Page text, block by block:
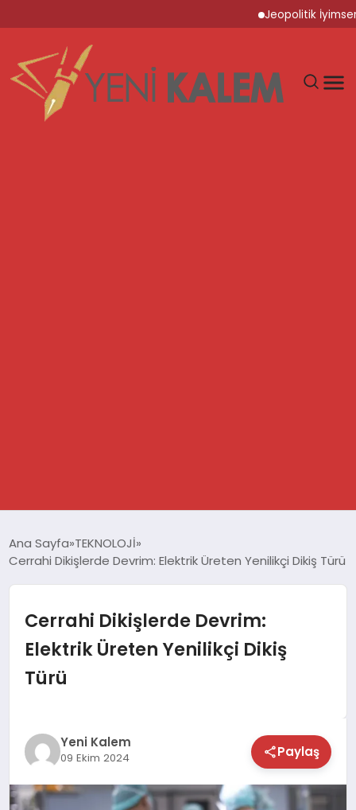
Jeopolitik İyimserlik
DÜNYA
EKONOMİ
TEKNOLOJİ
Ana Sayfa TEKNOLOJİ
Cerrahi Dikişlerde Devrim: Elektrik Üreten Yenilikçi Dikiş Türü
Cerrahi Dikişlerde Devrim:
Elektrik Üreten Yenilikçi Dikiş
Türü
Yeni Kalem
09 Ekim 2024 Paylaş